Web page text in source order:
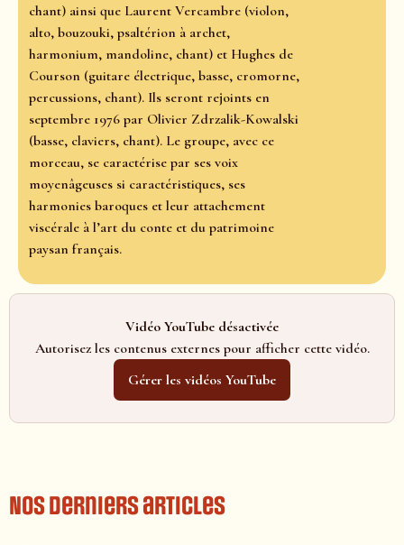
chant) ainsi que Laurent Vercambre (violon,
alto, bouzouki, psaltérion à archet,
harmonium, mandoline, chant) et Hughes de
Courson (guitare électrique, basse, cromorne,
percussions, chant). Ils seront rejoints en
septembre 1976 par Olivier Zdrzalik-Kowalski
(basse, claviers, chant). Le groupe, avec ce
morceau, se caractérise par ses voix
moyenâgeuses si caractéristiques, ses
harmonies baroques et leur attachement
viscérale à l’art du conte et du patrimoine
paysan français.
Vidéo YouTube désactivée
Autorisez les contenus externes pour afficher cette vidéo.
Gérer les vidéos YouTube
Nos derniers articles